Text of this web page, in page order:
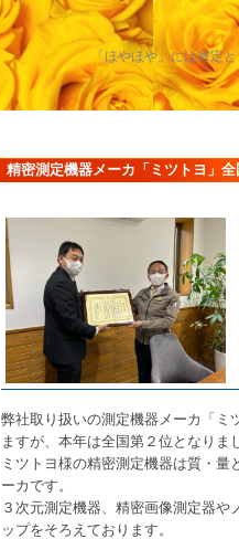
「ほやほや」には肯定
精密測定機器メーカ「ミツトヨ」
弊社取り扱いの測定機器メーカ「ミ
ますが、本年は全国第２位となりま
ミツトヨ様の精密測定機器は質・
ーカです。
３次元測定機器、精密画像測定器
ップをそろえております。